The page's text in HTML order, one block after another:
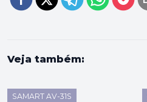
Veja também:
SAMART AV-31S